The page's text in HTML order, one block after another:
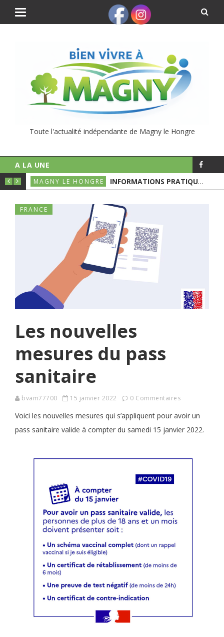
Toute l'actualité indépendante de Magny le Hongre
A LA UNE
MAGNY LE HONGRE INFORMATIONS PRATIQUES POUR LE 1ER TOURS DES ÉLECTIONS MUNICIPALES
FRANCE
Les nouvelles
mesures du pass
sanitaire
bvam77700 15 janvier 2022 0 Commentaires
Voici les nouvelles mesures qui s’appliquent pour avoir un
pass sanitaire valide à compter du samedi 15 janvier 2022.